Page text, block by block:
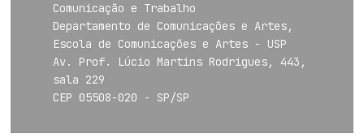
Comunicação e Trabalho
Departamento de Comunicações e Artes,
Escola de Comunicações e Artes - USP
Av. Prof. Lúcio Martins Rodrigues, 443,
sala 229
CEP 05508-020 - SP/SP